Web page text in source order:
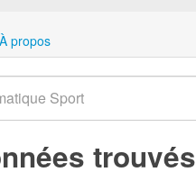
À propos
trouvés